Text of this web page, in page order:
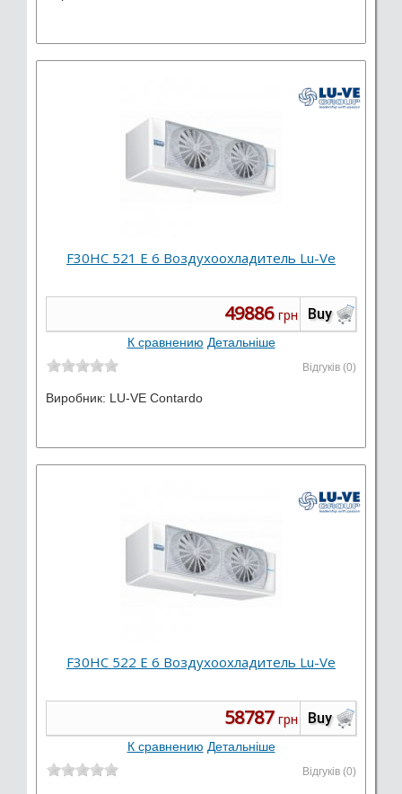
F30HC 521 E 6 Воздухоохладитель Lu-Ve
Buy
49886 грн
К сравнению Детальніше
Відгуків (0)
Виробник: LU-VE Contardo
F30HC 522 E 6 Воздухоохладитель Lu-Ve
Buy
58787 грн
К сравнению Детальніше
Відгуків (0)